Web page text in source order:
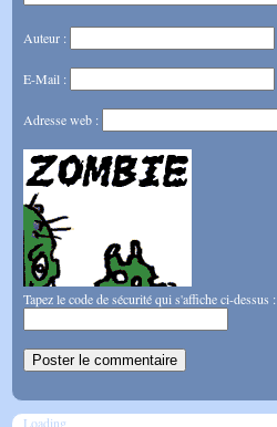
Auteur :
E-Mail :
Adresse web :
Tapez le code de sécurité qui s'affiche ci-dessus :
Loading